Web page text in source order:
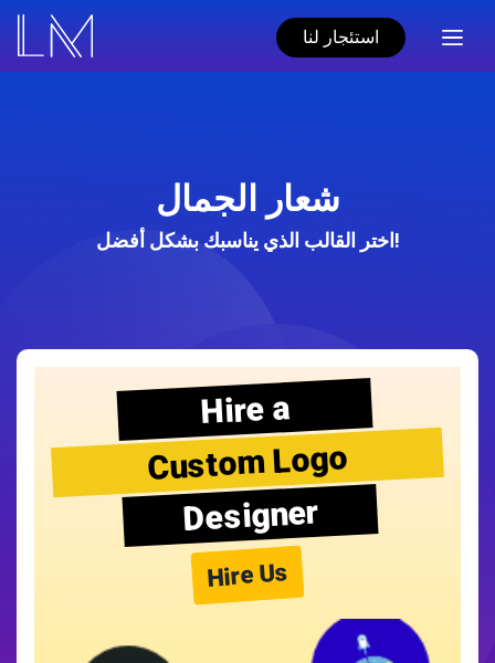
استئجار لنا
شعار الجمال
اختر القالب الذي يناسبك بشكل أفضل!
Hire a
Custom Logo
Designer
Hire Us